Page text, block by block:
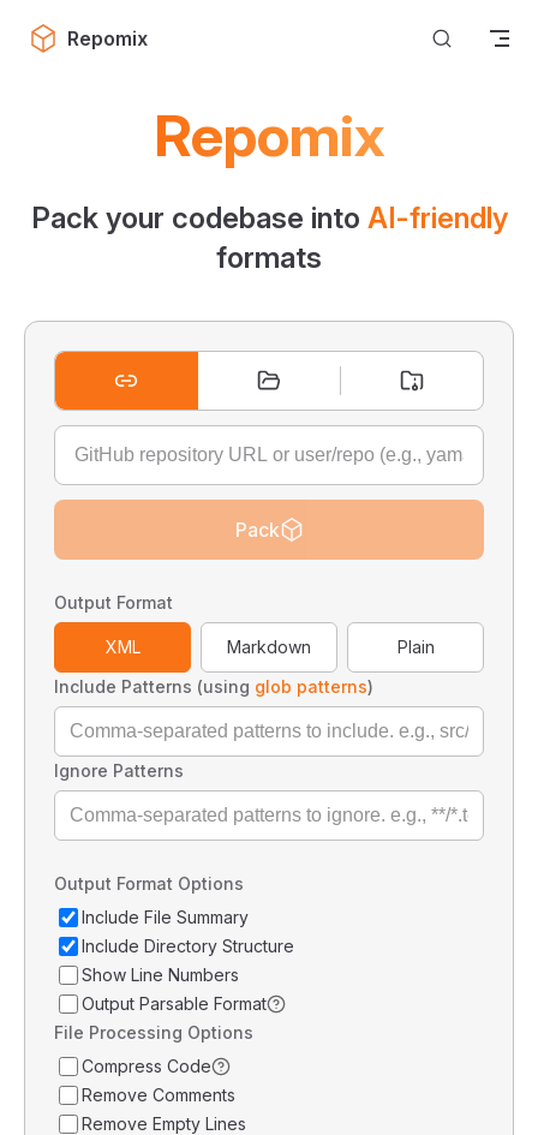
Skip to content
Repomix
Repomix
Pack your codebase into AI-friendly
formats
Pack
Output Format
XML Markdown
Plain
Include Patterns (using glob patterns)
Ignore Patterns
Output Format Options
Include File Summary
Include Directory Structure
Show Line Numbers
Output Parsable Format
File Processing Options
Compress Code
Remove Comments
Remove Empty Lines